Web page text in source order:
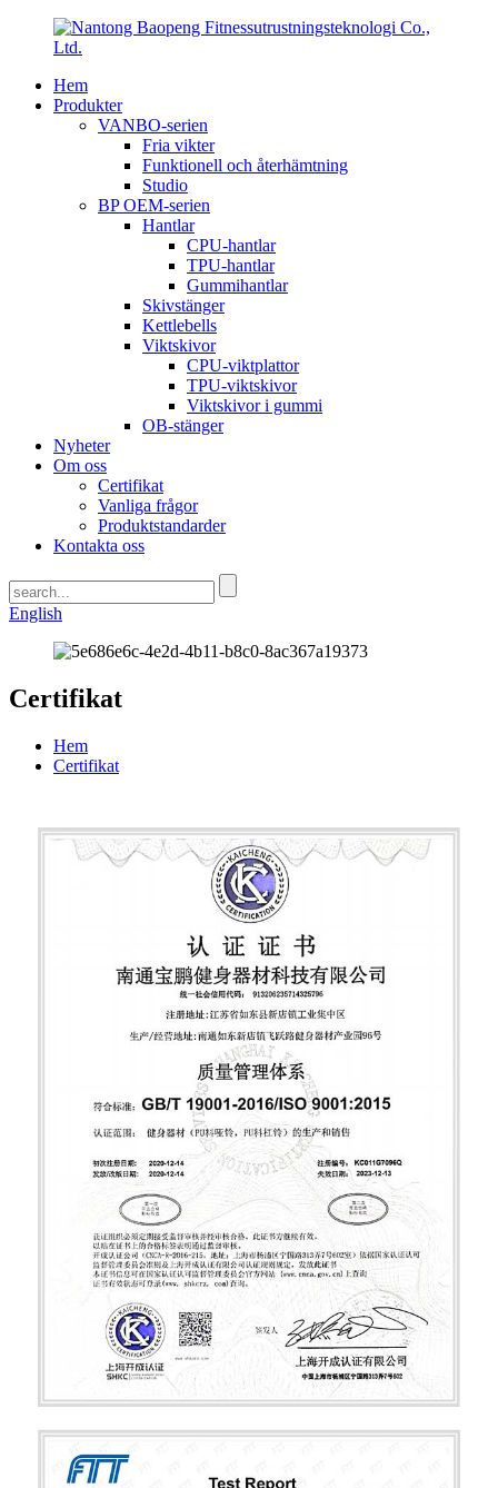
Hem
Produkter
VANBO-serien
Fria vikter
Funktionell och återhämtning
Studio
BP OEM-serien
Hantlar
CPU-hantlar
TPU-hantlar
Gummihantlar
Skivstänger
Kettlebells
Viktskivor
CPU-viktplattor
TPU-viktskivor
Viktskivor i gummi
OB-stänger
Nyheter
Om oss
Certifikat
Vanliga frågor
Produktstandarder
Kontakta oss
English
Certifikat
Hem
Certifikat